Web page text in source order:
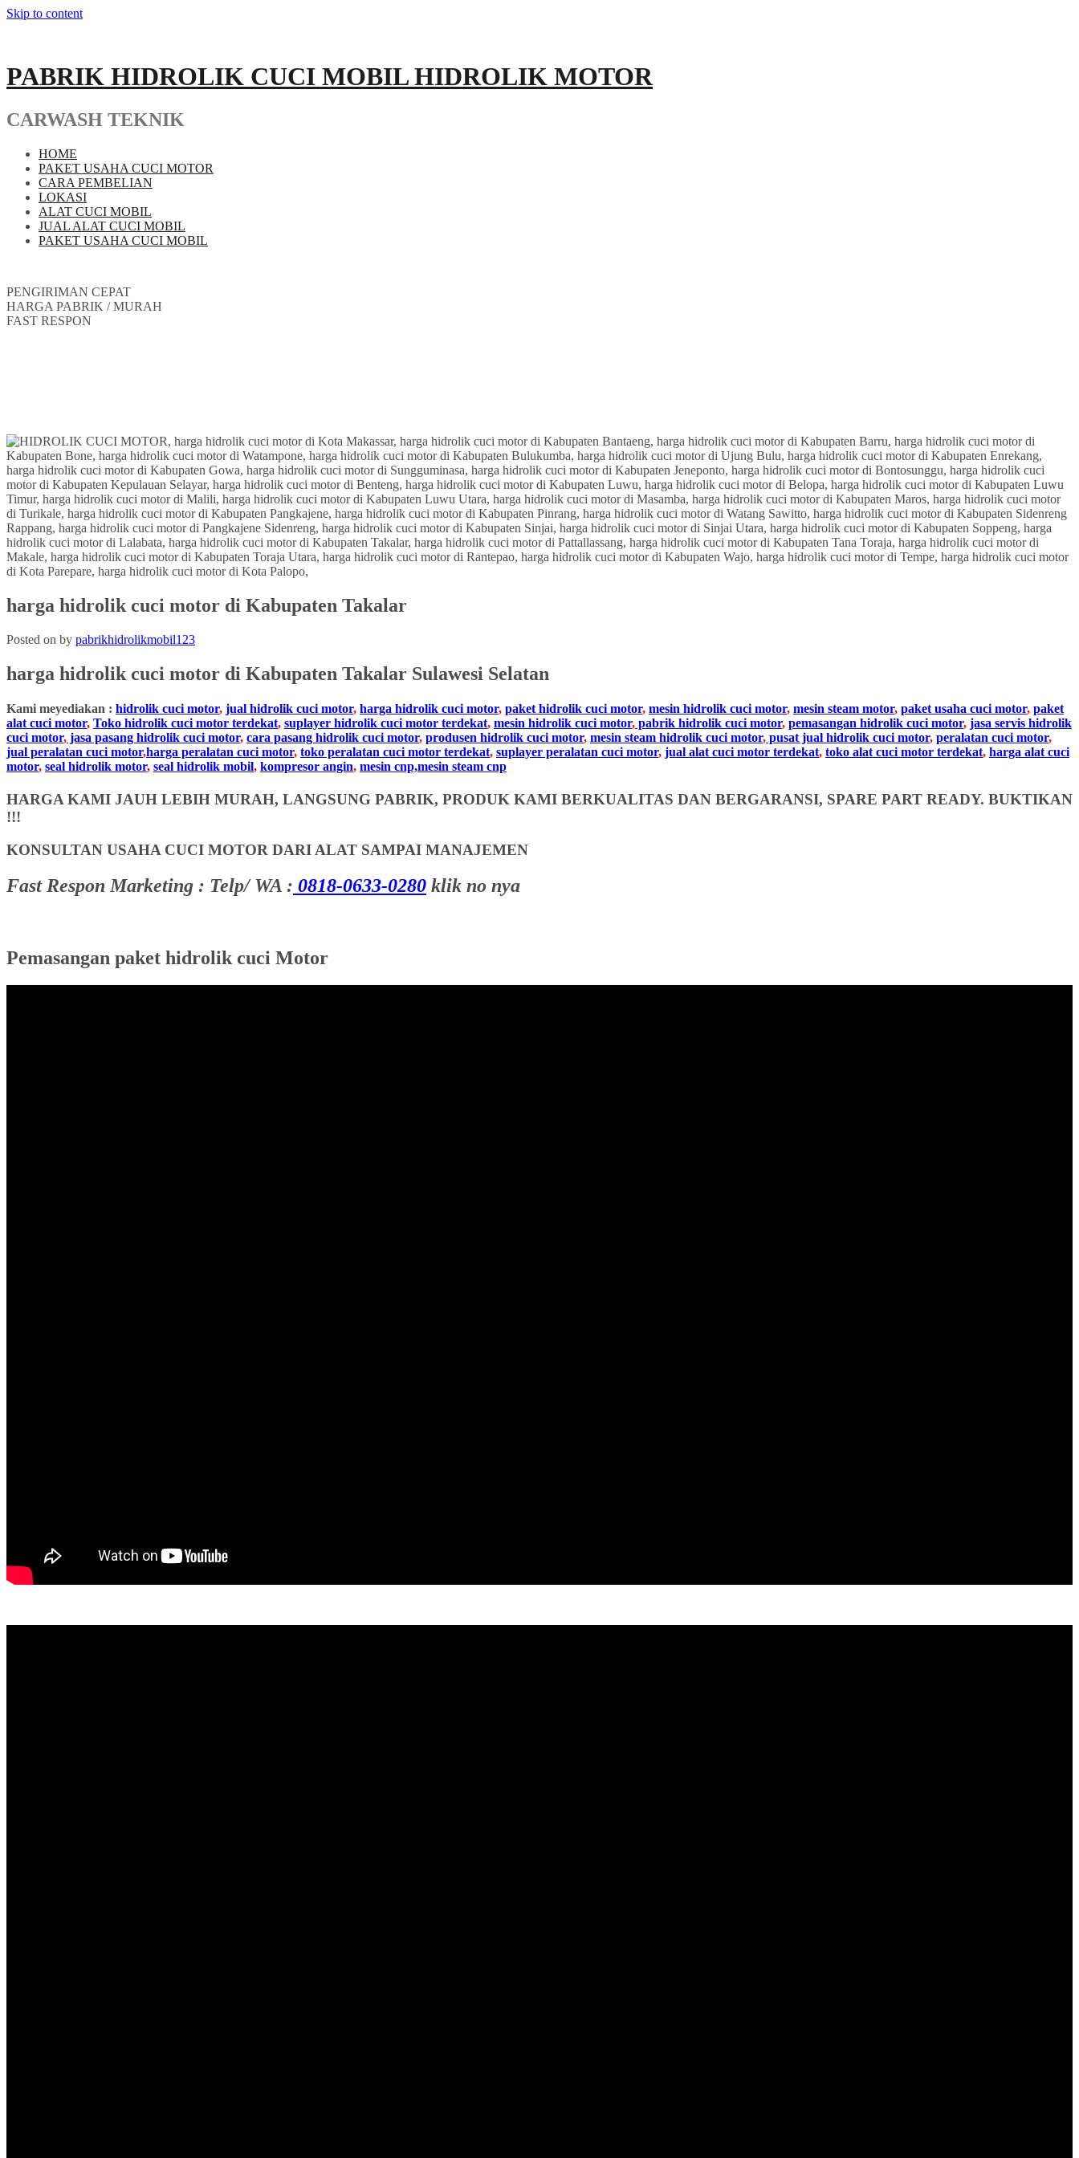
Skip to content
PABRIK HIDROLIK CUCI MOBIL HIDROLIK MOTOR
CARWASH TEKNIK
HOME
PAKET USAHA CUCI MOTOR
CARA PEMBELIAN
LOKASI
ALAT CUCI MOBIL
JUAL ALAT CUCI MOBIL
PAKET USAHA CUCI MOBIL
PENGIRIMAN CEPAT
HARGA PABRIK / MURAH
FAST RESPON
harga hidrolik cuci motor di Kabupaten Takalar
Posted on by pabrikhidrolikmobil123
harga hidrolik cuci motor di Kabupaten Takalar Sulawesi Selatan
Kami meyediakan : hidrolik cuci motor, jual hidrolik cuci motor, harga hidrolik cuci motor, paket hidrolik cuci motor, mesin hidrolik cuci motor, mesin steam motor, paket usaha cuci motor, paket
alat cuci motor, Toko hidrolik cuci motor terdekat, suplayer hidrolik cuci motor terdekat, mesin hidrolik cuci motor, pabrik hidrolik cuci motor, pemasangan hidrolik cuci motor, jasa servis hidrolik
cuci motor, jasa pasang hidrolik cuci motor, cara pasang hidrolik cuci motor, produsen hidrolik cuci motor, mesin steam hidrolik cuci motor, pusat jual hidrolik cuci motor, peralatan cuci motor,
jual peralatan cuci motor,harga peralatan cuci motor, toko peralatan cuci motor terdekat, suplayer peralatan cuci motor, jual alat cuci motor terdekat, toko alat cuci motor terdekat, harga alat cuci
motor, seal hidrolik motor, seal hidrolik mobil, kompresor angin, mesin cnp,mesin steam cnp
HARGA KAMI JAUH LEBIH MURAH, LANGSUNG PABRIK, PRODUK KAMI BERKUALITAS DAN BERGARANSI, SPARE PART READY. BUKTIKAN
!!!
KONSULTAN USAHA CUCI MOTOR DARI ALAT SAMPAI MANAJEMEN
Fast Respon Marketing : Telp/ WA : 0818-0633-0280 klik no nya
Pemasangan paket hidrolik cuci Motor